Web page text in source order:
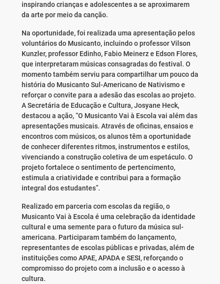
inspirando crianças e adolescentes a se aproximarem
da arte por meio da canção.
Na oportunidade, foi realizada uma apresentação pelos
voluntários do Musicanto, incluindo o professor Vilson
Kunzler, professor Edinho, Fabio Meinerz e Edson Flores,
que interpretaram músicas consagradas do festival. O
momento também serviu para compartilhar um pouco da
história do Musicanto Sul-Americano de Nativismo e
reforçar o convite para a adesão das escolas ao projeto.
A Secretária de Educação e Cultura, Josyane Heck,
destacou a ação, “O Musicanto Vai à Escola vai além das
apresentações musicais. Através de oficinas, ensaios e
encontros com músicos, os alunos têm a oportunidade
de conhecer diferentes ritmos, instrumentos e estilos,
vivenciando a construção coletiva de um espetáculo. O
projeto fortalece o sentimento de pertencimento,
estimula a criatividade e contribui para a formação
integral dos estudantes”.
Realizado em parceria com escolas da região, o
Musicanto Vai à Escola é uma celebração da identidade
cultural e uma semente para o futuro da música sul-
americana. Participaram também do lançamento,
representantes de escolas públicas e privadas, além de
instituições como APAE, APADA e SESI, reforçando o
compromisso do projeto com a inclusão e o acesso à
cultura.